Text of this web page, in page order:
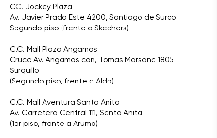
CC. Jockey Plaza
Av. Javier Prado Este 4200, Santiago de Surco
Segundo piso (frente a Skechers)
C.C. Mall Plaza Angamos
Cruce Av. Angamos con, Tomas Marsano 1805 -
Surquillo
(Segundo piso, frente a Aldo)
C.C. Mall Aventura Santa Anita
Av. Carretera Central 111, Santa Anita
(1er piso, frente a Aruma)